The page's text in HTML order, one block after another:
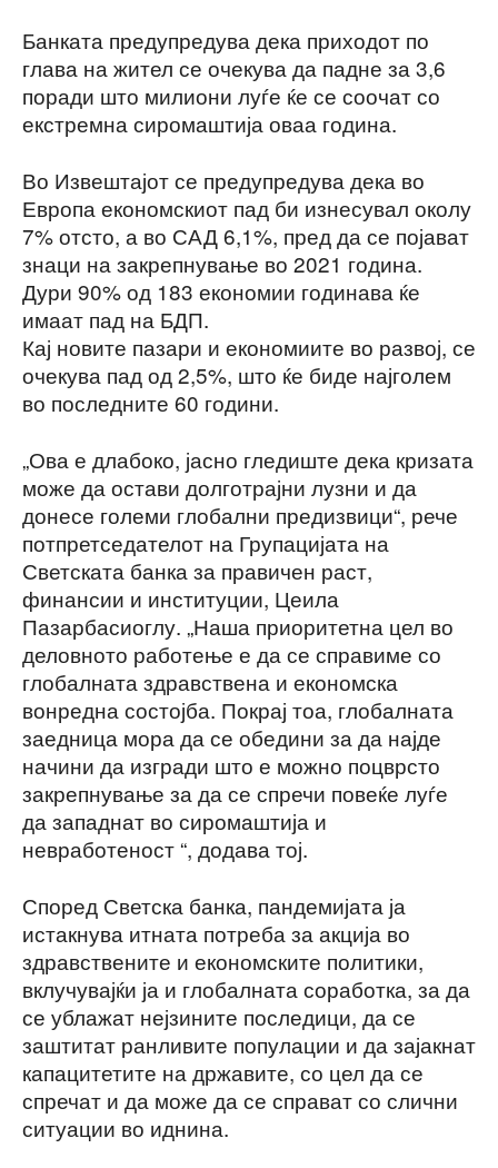
Банката предупредува дека приходот по
глава на жител се очекува да падне за 3,6
поради што милиони луѓе ќе се соочат со
екстремна сиромаштија оваа година.
Во Извештајот се предупредува дека во
Европа економскиот пад би изнесувал околу
7% отсто, а во САД 6,1%, пред да се појават
знаци на закрепнување во 2021 година.
Дури 90% од 183 економии годинава ќе
имаат пад на БДП.
Кај новите пазари и економиите во развој, се
очекува пад од 2,5%, што ќе биде најголем
во последните 60 години.
„Ова е длабоко, јасно гледиште дека кризата
може да остави долготрајни лузни и да
донесе големи глобални предизвици“, рече
потпретседателот на Групацијата на
Светската банка за правичен раст,
финансии и институции, Цеила
Пазарбасиоглу. „Наша приоритетна цел во
деловното работење е да се справиме со
глобалната здравствена и економска
вонредна состојба. Покрај тоа, глобалната
заедница мора да се обедини за да најде
начини да изгради што е можно поцврсто
закрепнување за да се спречи повеќе луѓе
да западнат во сиромаштија и
невработеност “, додава тој.
Според Светска банка, пандемијата ја
истакнува итната потреба за акција во
здравствените и економските политики,
вклучувајќи ја и глобалната соработка, за да
се ублажат нејзините последици, да се
заштитат ранливите популации и да зајакнат
капацитетите на државите, со цел да се
спречат и да може да се справат со слични
ситуации во иднина.